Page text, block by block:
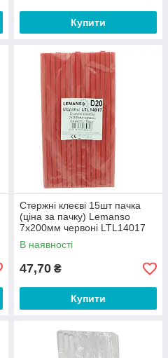
Купити
Стержні клеєві 15шт пачка
(ціна за пачку) Lemanso
7x200мм червоні LTL14017
В наявності
47,70 ₴
Купити